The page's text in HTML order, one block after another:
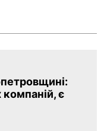
компаній, є